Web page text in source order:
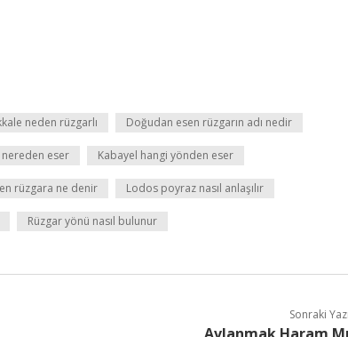
neden rüzgarlı Doğudan esen rüzgarın adı nedir
eser Kabayel hangi yönden eser
rüzgara ne denir Lodos poyraz nasıl anlaşılır
Rüzgar yönü nasıl bulunur
Sonraki